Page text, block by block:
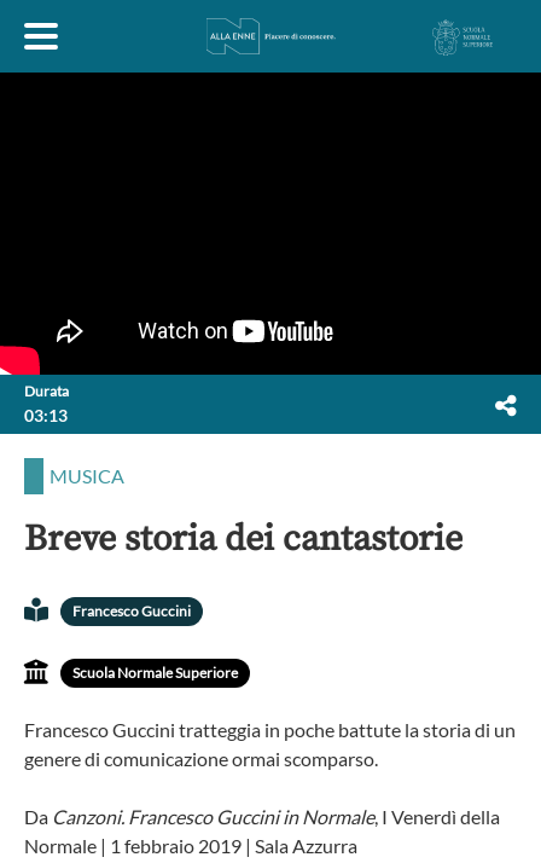
LETTERATURA
POLITICA
Durata
03:13
MUSICA
Breve storia dei cantastorie
Francesco Guccini
Scuola Normale Superiore
Francesco Guccini tratteggia in poche battute la storia di un
genere di comunicazione ormai scomparso.
Da Canzoni. Francesco Guccini in Normale, I Venerdì della
Normale | 1 febbraio 2019 | Sala Azzurra